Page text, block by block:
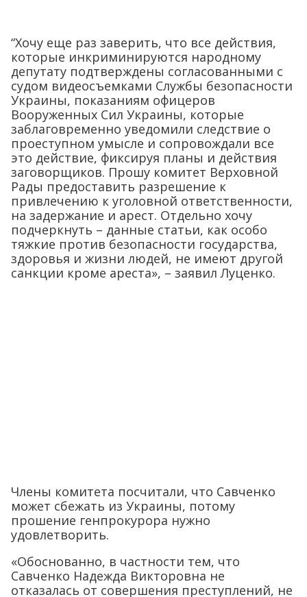
“Хочу еще раз заверить, что все действия,
которые инкриминируются народному
депутату подтверждены согласованными с
судом видеосъемками Службы безопасности
Украины, показаниям офицеров
Вооруженных Сил Украины, которые
заблаговременно уведомили следствие о
проеступном умысле и сопровождали все
это действие, фиксируя планы и действия
заговорщиков. Прошу комитет Верховной
Рады предоставить разрешение к
привлечению к уголовной ответственности,
на задержание и арест. Отдельно хочу
подчеркнуть – данные статьи, как особо
тяжкие против безопасности государства,
здоровья и жизни людей, не имеют другой
санкции кроме ареста», – заявил Луценко.
Члены комитета посчитали, что Савченко
может сбежать из Украины, потому
прошение генпрокурора нужно
удовлетворить.
«Обоснованно, в частности тем, что
Савченко Надежда Викторовна не
отказалась от совершения преступлений, не